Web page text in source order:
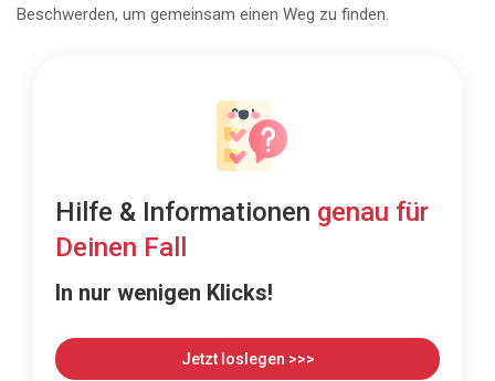
Beschwerden, um gemeinsam einen Weg zu finden.
Hilfe & Informationen genau für
Deinen Fall
In nur wenigen Klicks!
Jetzt loslegen >>>